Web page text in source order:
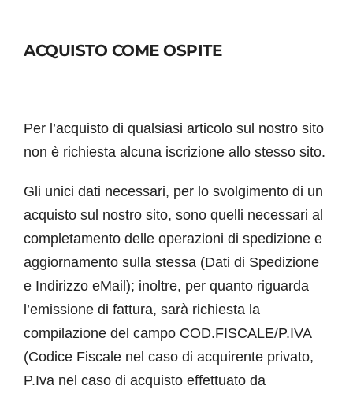
Servizi
Account
Carrello
ACQUISTO COME OSPITE
Per l’acquisto di qualsiasi articolo sul nostro sito
non è richiesta alcuna iscrizione allo stesso sito.
Gli unici dati necessari, per lo svolgimento di un
acquisto sul nostro sito, sono quelli necessari al
completamento delle operazioni di spedizione e
aggiornamento sulla stessa (Dati di Spedizione
e Indirizzo eMail); inoltre, per quanto riguarda
l’emissione di fattura, sarà richiesta la
compilazione del campo COD.FISCALE/P.IVA
(Codice Fiscale nel caso di acquirente privato,
P.Iva nel caso di acquisto effettuato da